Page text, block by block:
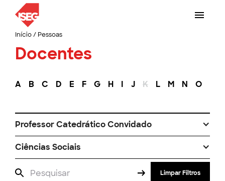
Início/ Pessoas
Docentes
A B C D E F G H I J K L M N O
Professor Catedrático Convidado
Ciências Sociais
Limpar Filtros